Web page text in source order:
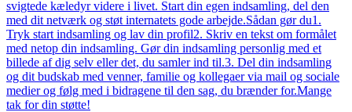
svigtede kæledyr videre i livet. Start din egen indsamling, del den
med dit netværk og støt internatets gode arbejde.Sådan gør du1.
Tryk start indsamling og lav din profil2. Skriv en tekst om formålet
med netop din indsamling. Gør din indsamling personlig med et
billede af dig selv eller det, du samler ind til.3. Del din indsamling
og dit budskab med venner, familie og kollegaer via mail og sociale
medier og følg med i bidragene til den sag, du brænder for.Mange
tak for din støtte!